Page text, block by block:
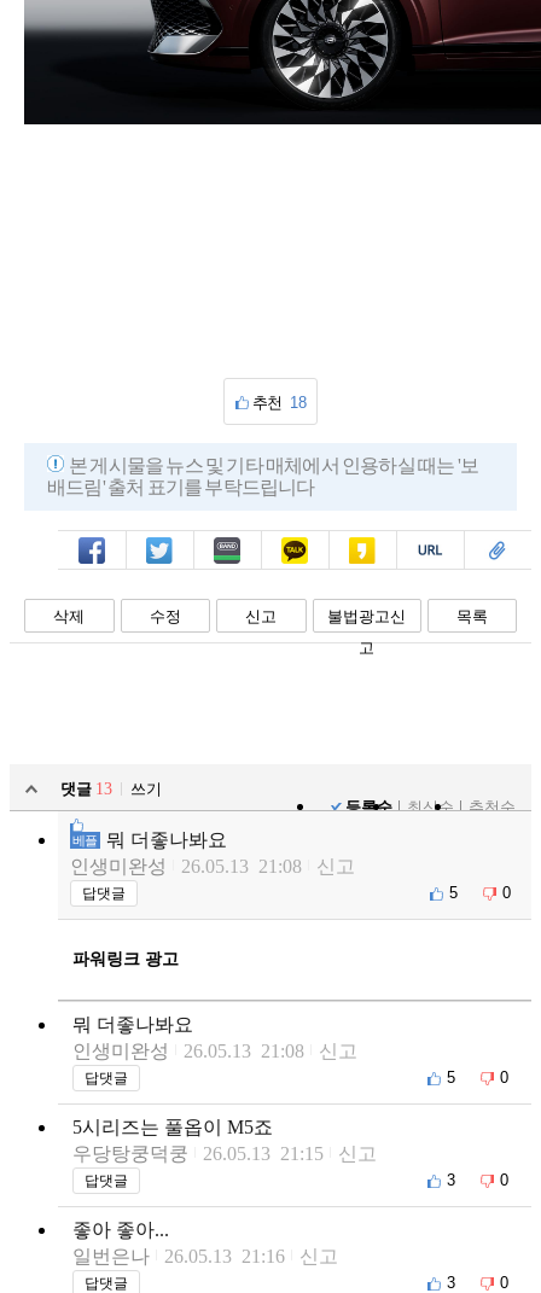
추천 18
본 게시물을 뉴스 및 기타 매체에서 인용하실 때는 '보
배드림' 출처 표기를 부탁드립니다
페북 트윗 밴드 카톡 카스 복사 스크랩
삭제 수정 신고
불법광고신
고
목록
댓글 13
쓰기
등록순
최신순 추천순
베플
뭐 더좋나봐요
인생미완성
26.05.13 21:08 신고
답댓글 5 0
파워링크 광고
뭐 더좋나봐요
인생미완성
26.05.13 21:08 신고
답댓글 5 0
5시리즈는 풀옵이 M5죠
우당탕쿵덕쿵
26.05.13 21:15 신고
답댓글 3 0
좋아 좋아...
일번은나
26.05.13 21:16 신고
답댓글 3 0